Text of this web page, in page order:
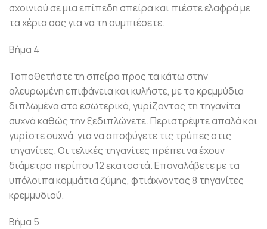
σχοινιού σε μια επίπεδη σπείρα και πιέστε ελαφρά με
τα χέρια σας για να τη συμπιέσετε.
Βήμα 4
Τοποθετήστε τη σπείρα προς τα κάτω στην
αλευρωμένη επιφάνεια και κυλήστε, με τα κρεμμύδια
διπλωμένα στο εσωτερικό, γυρίζοντας τη τηγανίτα
συχνά καθώς την ξεδιπλώνετε. Περιστρέψτε απαλά και
γυρίστε συχνά, για να αποφύγετε τις τρύπες στις
τηγανίτες. Οι τελικές τηγανίτες πρέπει να έχουν
διάμετρο περίπου 12 εκατοστά. Επαναλάβετε με τα
υπόλοιπα κομμάτια ζύμης, φτιάχνοντας 8 τηγανίτες
κρεμμυδιού.
Βήμα 5